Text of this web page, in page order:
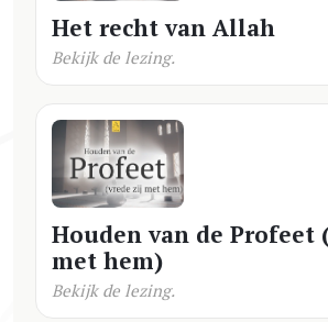
Het recht van Allah
Bekijk de lezing.
Houden van de Profeet
met hem)
Bekijk de lezing.